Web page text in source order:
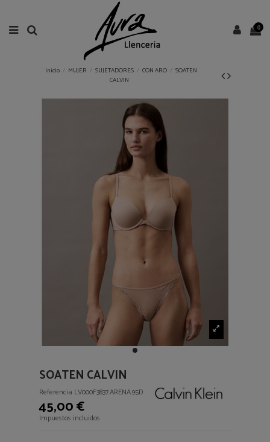
0
Inicio MUJER SUJETADORES CON ARO
SOATEN
CALVIN
SOATEN CALVIN
Referencia LV000F3837.ARENA.95D
45,00 €
Impuestos incluidos